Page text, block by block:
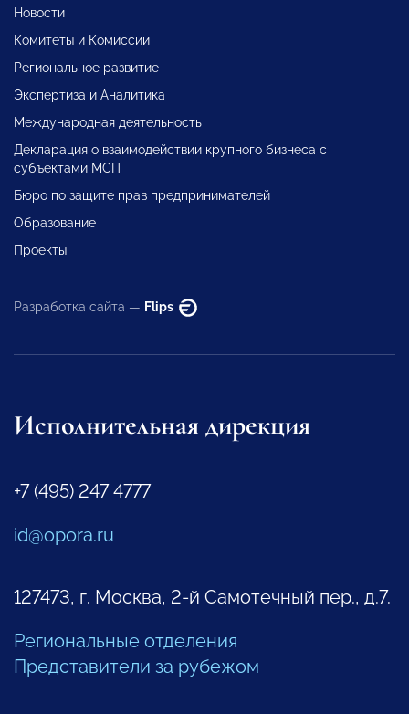
Новости
Комитеты и Комиссии
Региональное развитие
Экспертиза и Аналитика
Международная деятельность
Декларация о взаимодействии крупного бизнеса с
субъектами МСП
Бюро по защите прав предпринимателей
Образование
Проекты
Разработка сайта — Flips
Исполнительная дирекция
+7 (495) 247 4777
id@opora.ru
127473, г. Москва, 2-й Самотечный пер., д.7.
Региональные отделения
Представители за рубежом